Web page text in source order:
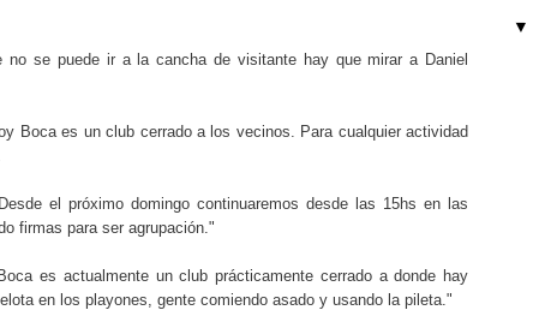
no se puede ir a la cancha de visitante hay que mirar a Daniel
Boca es un club cerrado a los vecinos. Para cualquier actividad
el próximo domingo continuaremos desde las 15hs en las
firmas para ser agrupación."
es actualmente un club prácticamente cerrado a donde hay
en los playones, gente comiendo asado y usando la pileta."
▼